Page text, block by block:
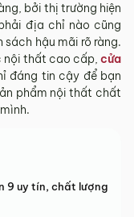
bởi thị trường hiện
địa chỉ nào cũng
hậu mãi rõ ràng.
nội thất cao cấp, cửa
đáng tin cậy để bạn
phẩm nội thất chất
9 uy tín, chất lượng